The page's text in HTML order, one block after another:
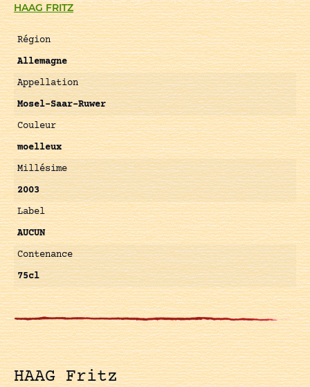
HAAG FRITZ
Région
Allemagne
Appellation
Mosel-Saar-Ruwer
Couleur
moelleux
Millésime
2003
Label
AUCUN
Contenance
75cl
HAAG Fritz